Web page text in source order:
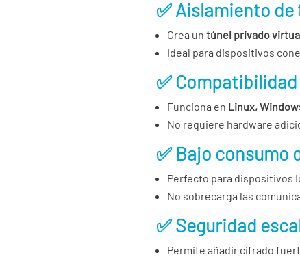
✅ Aislamiento
Crea untúnel privado
Ideal para dispositivos
✅
Funciona en Linux,
No requiere hardware
✅ Bajo consumo
Perfecto para dispositivos
No sobrecarga las
✅ Seguridad
Permite añadir cifrado